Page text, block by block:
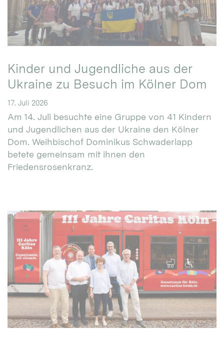
Kinder und Jugendliche aus der
Ukraine zu Besuch im Kölner Dom
17. Juli 2026
Am 14. Juli besuchte eine Gruppe von 41 Kindern
und Jugendlichen aus der Ukraine den Kölner
Dom. Weihbischof Dominikus Schwaderlapp
betete gemeinsam mit ihnen den
Friedensrosenkranz.